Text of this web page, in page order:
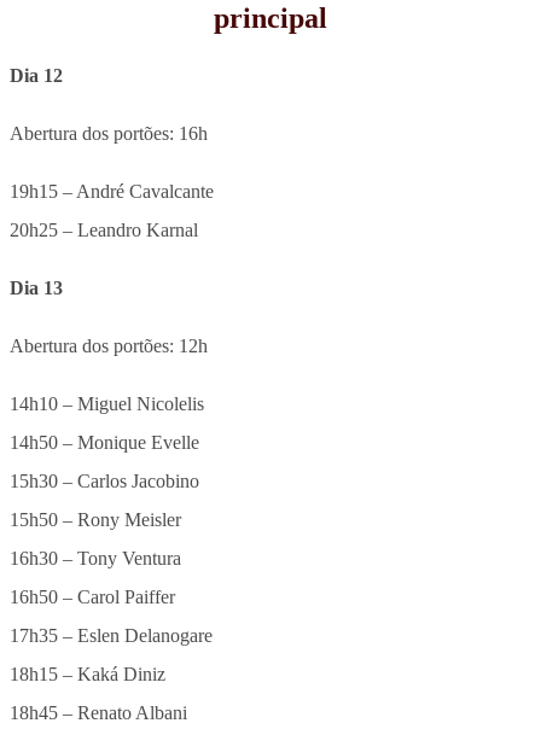
principal
Dia 12
Abertura dos portões: 16h
19h15 – André Cavalcante
20h25 – Leandro Karnal
Dia 13
Abertura dos portões: 12h
14h10 – Miguel Nicolelis
14h50 – Monique Evelle
15h30 – Carlos Jacobino
15h50 – Rony Meisler
16h30 – Tony Ventura
16h50 – Carol Paiffer
17h35 – Eslen Delanogare
18h15 – Kaká Diniz
18h45 – Renato Albani